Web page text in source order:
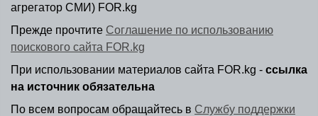
агрегатор СМИ) FOR.kg
Прежде прочтите Соглашение по использованию
поискового сайта FOR.kg
При использовании материалов сайта FOR.kg - ссылка
на источник обязательна
По всем вопросам обращайтесь в Службу поддержки